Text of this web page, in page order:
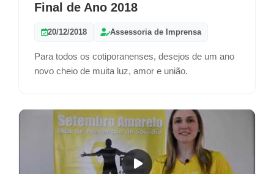
Final de Ano 2018
20/12/2018 Assessoria de Imprensa
Para todos os cotiporanenses, desejos de um ano
novo cheio de muita luz, amor e união.